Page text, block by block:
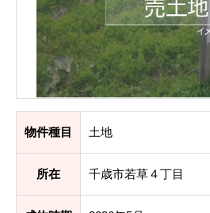
物件種目 土地
所在 千歳市若草４丁目